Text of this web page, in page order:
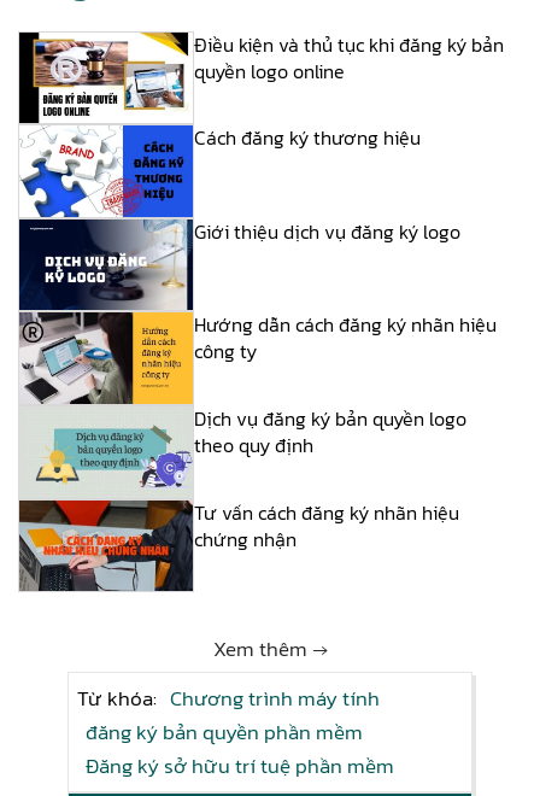
Điều kiện và thủ tục khi đăng ký bản
quyền logo online
Cách đăng ký thương hiệu
Giới thiệu dịch vụ đăng ký logo
Hướng dẫn cách đăng ký nhãn hiệu
công ty
Dịch vụ đăng ký bản quyền logo
theo quy định
Tư vấn cách đăng ký nhãn hiệu
chứng nhận
Xem thêm →
Từ khóa: Chương trình máy tính
đăng ký bản quyền phần mềm
Đăng ký sở hữu trí tuệ phần mềm